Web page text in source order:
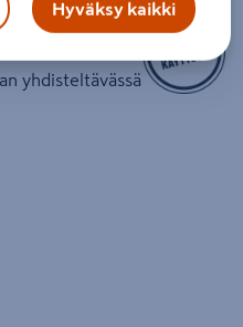
Ah:n akkua ja
Akuissa
yhdisteltävässä
Hyväksy kaikki